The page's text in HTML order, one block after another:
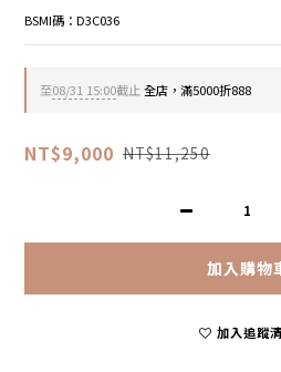
BSMI碼：D3C036
至08/31 15:00截止全店，滿5000折888
NT$9,000 NT$11,250
加入購物
加入追蹤